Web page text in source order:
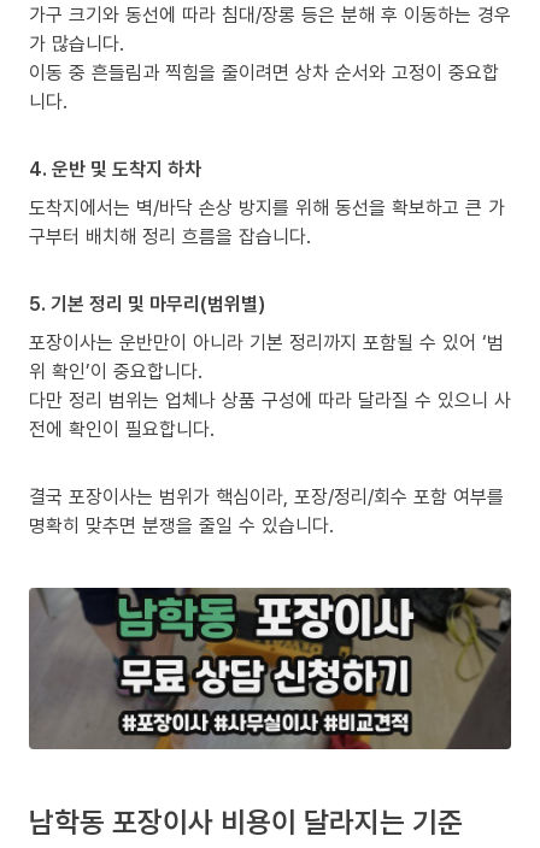
가구 크기와 동선에 따라 침대/장롱 등은 분해 후 이동하는 경우
가 많습니다.
이동 중 흔들림과 찍힘을 줄이려면 상차 순서와 고정이 중요합
니다.
4. 운반 및 도착지 하차
도착지에서는 벽/바닥 손상 방지를 위해 동선을 확보하고 큰 가
구부터 배치해 정리 흐름을 잡습니다.
5. 기본 정리 및 마무리(범위별)
포장이사는 운반만이 아니라 기본 정리까지 포함될 수 있어 ‘범
위 확인’이 중요합니다.
다만 정리 범위는 업체나 상품 구성에 따라 달라질 수 있으니 사
전에 확인이 필요합니다.
결국 포장이사는 범위가 핵심이라, 포장/정리/회수 포함 여부를
명확히 맞추면 분쟁을 줄일 수 있습니다.
남학동 포장이사 비용이 달라지는 기준